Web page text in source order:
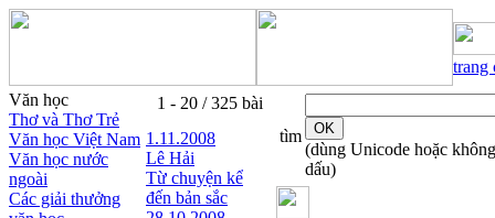
trang
Văn học
Thơ và Thơ Trẻ
Văn học Việt Nam
Văn học nước
ngoài
Các giải thưởng
1 - 20 / 325 bài
1.11.2008
Lê Hải
Từ chuyện kể
đến bản sắc
tìm
(dùng Unicode hoặc không
dấu)